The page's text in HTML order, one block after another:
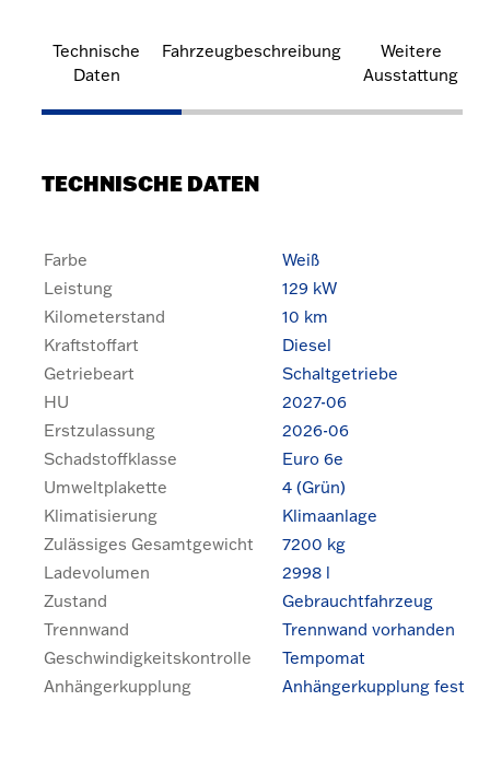
Technische
Daten
Fahrzeugbeschreibung
Weitere
Ausstattung
TECHNISCHE DATEN
Farbe
Weiß
Leistung
129 kW
Kilometerstand
10 km
Kraftstoffart
Diesel
Getriebeart
Schaltgetriebe
HU
2027-06
Erstzulassung
2026-06
Schadstoffklasse
Euro 6e
Umweltplakette
4 (Grün)
Klimatisierung
Klimaanlage
Zulässiges Gesamtgewicht
7200 kg
Ladevolumen
2998 l
Zustand
Gebrauchtfahrzeug
Trennwand
Trennwand vorhanden
Geschwindigkeitskontrolle
Tempomat
Anhängerkupplung
Anhängerkupplung fest